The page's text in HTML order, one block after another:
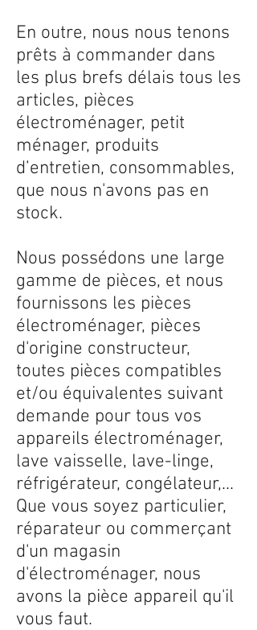
En outre, nous nous tenons
prêts à commander dans
les plus brefs délais tous les
articles, pièces
électroménager, petit
ménager, produits
d’entretien, consommables,
que nous n'avons pas en
stock.
Nous possédons une large
gamme de pièces, et nous
fournissons les pièces
électroménager, pièces
d'origine constructeur,
toutes pièces compatibles
et/ou équivalentes suivant
demande pour tous vos
appareils électroménager,
lave vaisselle, lave-linge,
réfrigérateur, congélateur,...
Que vous soyez particulier,
réparateur ou commerçant
d'un magasin
d'électroménager, nous
avons la pièce appareil qu'il
vous faut.